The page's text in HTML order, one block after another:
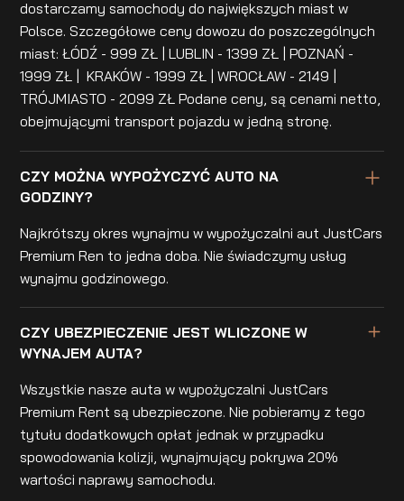
dostarczamy samochody do największych miast w
Polsce. Szczegółowe ceny dowozu do poszczególnych
miast: ŁÓDŹ - 999 ZŁ | LUBLIN - 1399 ZŁ | POZNAŃ -
1999 ZŁ | KRAKÓW - 1999 ZŁ | WROCŁAW - 2149 |
TRÓJMIASTO - 2099 ZŁ Podane ceny, są cenami netto,
obejmującymi transport pojazdu w jedną stronę.
CZY MOŻNA WYPOŻYCZYĆ AUTO NA
GODZINY?
Najkrótszy okres wynajmu w wypożyczalni aut JustCars
Premium Ren to jedna doba. Nie świadczymy usług
wynajmu godzinowego.
CZY UBEZPIECZENIE JEST WLICZONE W
WYNAJEM AUTA?
Wszystkie nasze auta w wypożyczalni JustCars
Premium Rent są ubezpieczone. Nie pobieramy z tego
tytułu dodatkowych opłat jednak w przypadku
spowodowania kolizji, wynajmujący pokrywa 20%
wartości naprawy samochodu.